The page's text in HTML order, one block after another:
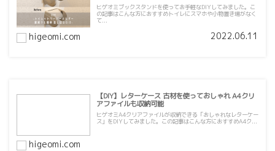
ヒゲオミブックスタンドを使ってお手軽なDIYしてみました。こ
の記事はこんな方におすすめトイレにスマホや小物置き場がなく
て...
higeomi.com 2022.06.11
【DIY】レターケース 古材を使っておしゃれ A4クリ
アファイルも収納可能
ヒゲオミA4クリアファイルが収納できる「おしゃれなレターケー
ス」をDIYしてみました。この記事はこんな方におすすめA4ク...
higeomi.com